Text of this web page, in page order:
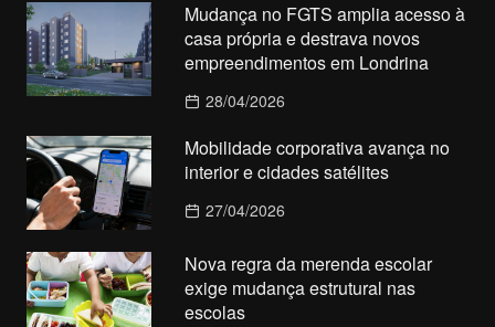
Mudança no FGTS amplia acesso à
casa própria e destrava novos
empreendimentos em Londrina
28/04/2026
Mobilidade corporativa avança no
interior e cidades satélites
27/04/2026
Nova regra da merenda escolar
exige mudança estrutural nas
escolas